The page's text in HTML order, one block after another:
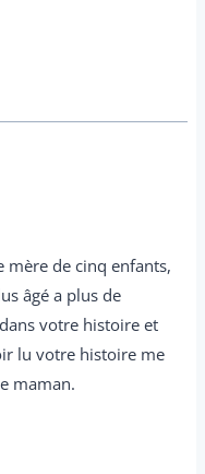
mère de cinq enfants,
âgé a plus de
votre histoire et
lu votre histoire me
maman.